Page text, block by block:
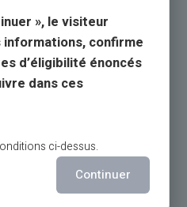
», le visiteur
confirme
d’éligibilité énoncés
dans ces
ci-dessus.
Continuer